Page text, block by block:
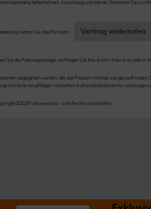
liefert schnell, zuverlässig und diskret. Schenken Sie uns
nutzen Sie das Formular: Vertrag widerrufen
Sie die Packungsbeilage und fragen Sie Ihre Ärztin, Ihren Arzt oder in
abgegeben werden, die das Produkt nicht bei uns gekauft
wird einer sorgfältigen manuellen Authentizitätskontrolle unterzogen
©2026 Volksversand - Alle Rechte vorbehalten